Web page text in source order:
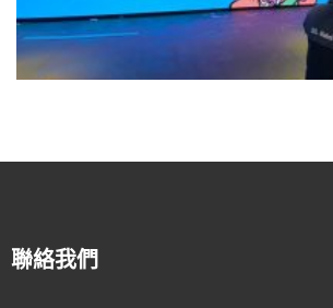
聯絡我們